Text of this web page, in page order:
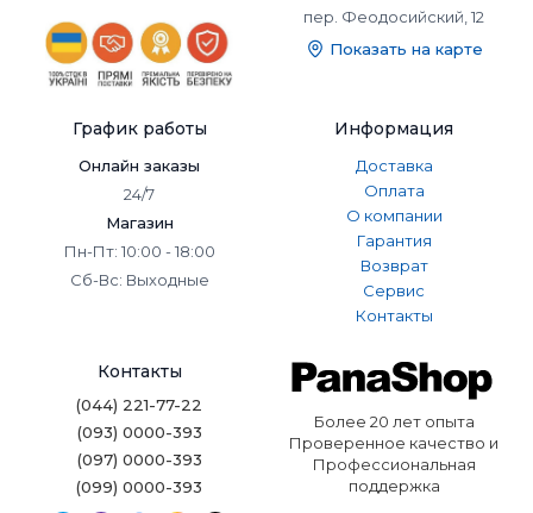
пер. Феодосийский, 12
Показать на карте
График работы
Онлайн заказы
24/7
Магазин
Пн-Пт: 10:00 - 18:00
Сб-Вс: Выходные
Информация
Доставка
Оплата
О компании
Гарантия
Возврат
Сервис
Контакты
Контакты
(044) 221-77-22
(093) 0000-393
(097) 0000-393
(099) 0000-393
Более 20 лет опыта
Проверенное качество и
Профессиональная
поддержка